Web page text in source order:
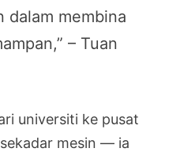
dalam membina
– Tuan
universiti ke pusat
mesin — ia